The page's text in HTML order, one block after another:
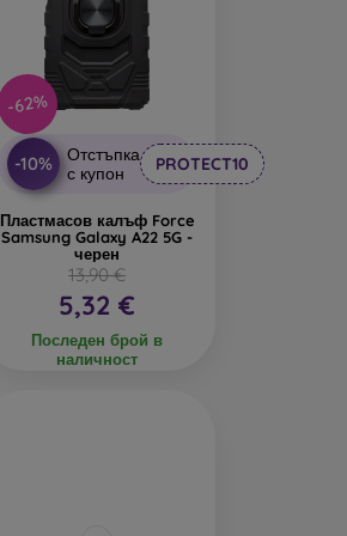
-62%
-10%
Отстъпка
с купон
PROTECT10
Пластмасов калъф Force
Samsung Galaxy A22 5G -
черен
13,90 €
5,32 €
Последен брой в
наличност